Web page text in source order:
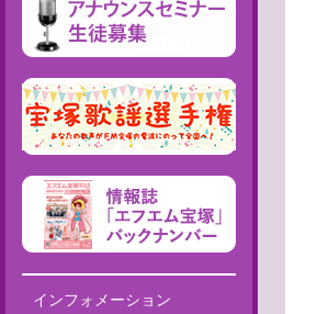
インフォメーション